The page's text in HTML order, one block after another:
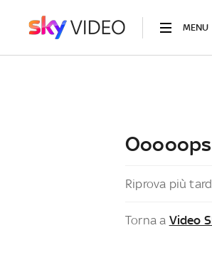
MENU
Riprova più
Torna a Video